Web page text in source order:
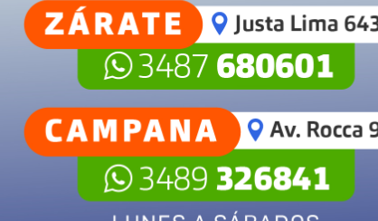
POLICIALES OTRAS SECCIONES